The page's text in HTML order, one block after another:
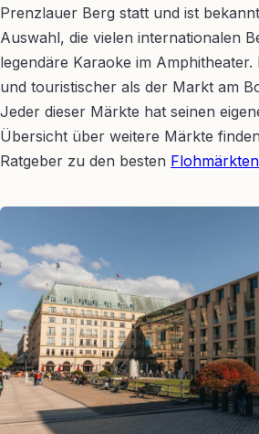
Prenzlauer Berg statt und ist
Auswahl, die vielen internationalen
legendäre Karaoke im
und touristischer als der Markt am
Jeder dieser Märkte hat seinen
Übersicht über weitere Märkte
Ratgeber zu den besten